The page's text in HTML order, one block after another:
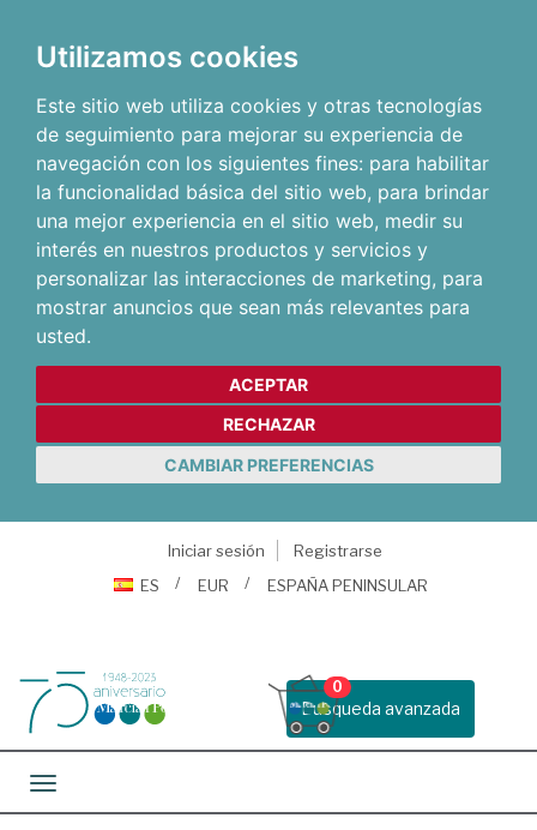
Utilizamos cookies
Este sitio web utiliza cookies y otras tecnologías
de seguimiento para mejorar su experiencia de
navegación con los siguientes fines: para habilitar
la funcionalidad básica del sitio web, para brindar
una mejor experiencia en el sitio web, medir su
interés en nuestros productos y servicios y
personalizar las interacciones de marketing, para
mostrar anuncios que sean más relevantes para
usted.
ACEPTAR
RECHAZAR
CAMBIAR PREFERENCIAS
Iniciar sesión
Registrarse
ES
EUR ESPAÑA PENINSULAR
Busqueda avanzada
0
Toggle navigation